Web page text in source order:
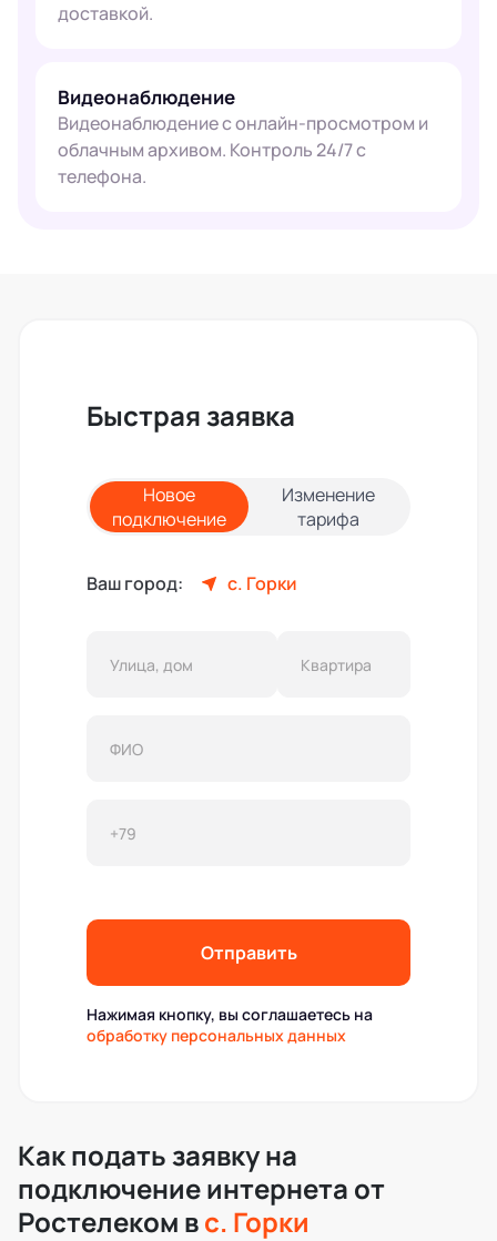
доставкой.
Видеонаблюдение
Видеонаблюдение с онлайн-просмотром и
облачным архивом. Контроль 24/7 с
телефона.
Быстрая заявка
Новое
подключение
Изменение
тарифа
Ваш город: с. Горки
Отправить
Нажимая кнопку, вы соглашаетесь на
обработку персональных данных
Как подать заявку на
подключение интернета от
Ростелеком вс. Горки